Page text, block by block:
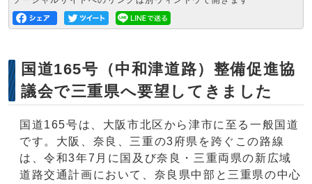
国道165号（中和津道路）整備促進協
議会で三重県へ要望してきました
国道165号は、大阪市北区から津市に至る一般国道
です。大阪、奈良、三重の3府県を跨ぐこの路線
は、令和3年7月に国及び奈良・三重両県の新広域
道路交通計画において、奈良県中部と三重県の中心